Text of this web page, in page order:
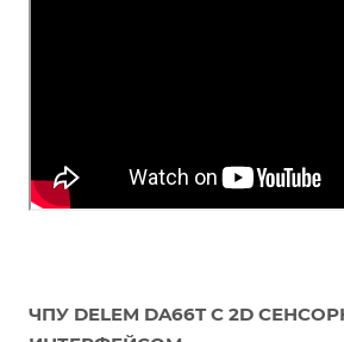
ЧПУ DELEM DA66T С 2D